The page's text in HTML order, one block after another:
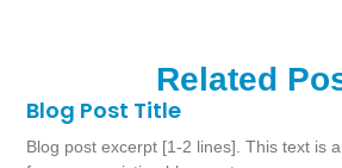
Related
Blog Post Title
Blog post excerpt [1-2 lines]. This text is